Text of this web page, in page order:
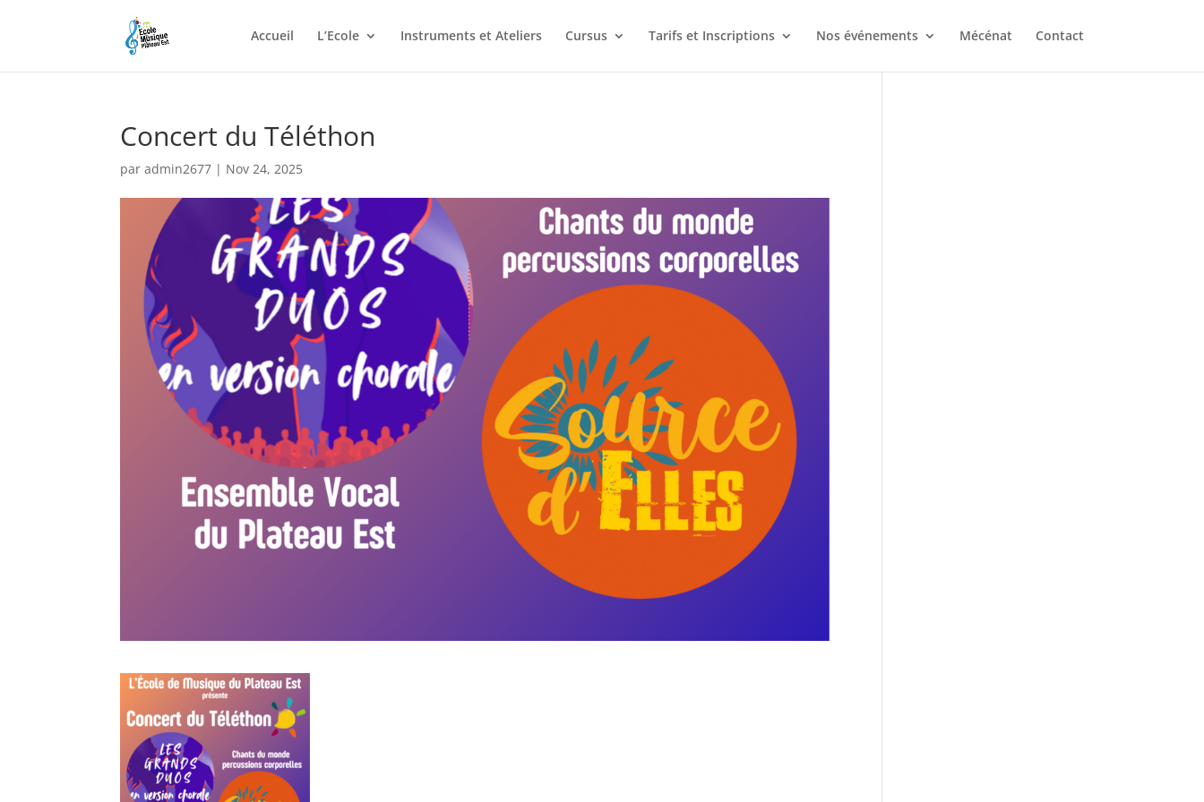
Accueil L’Ecole Instruments et Ateliers Cursus Tarifs et Inscriptions Nos événements Mécénat Contact
Concert du Téléthon
paradmin2677 | Nov 24, 2025